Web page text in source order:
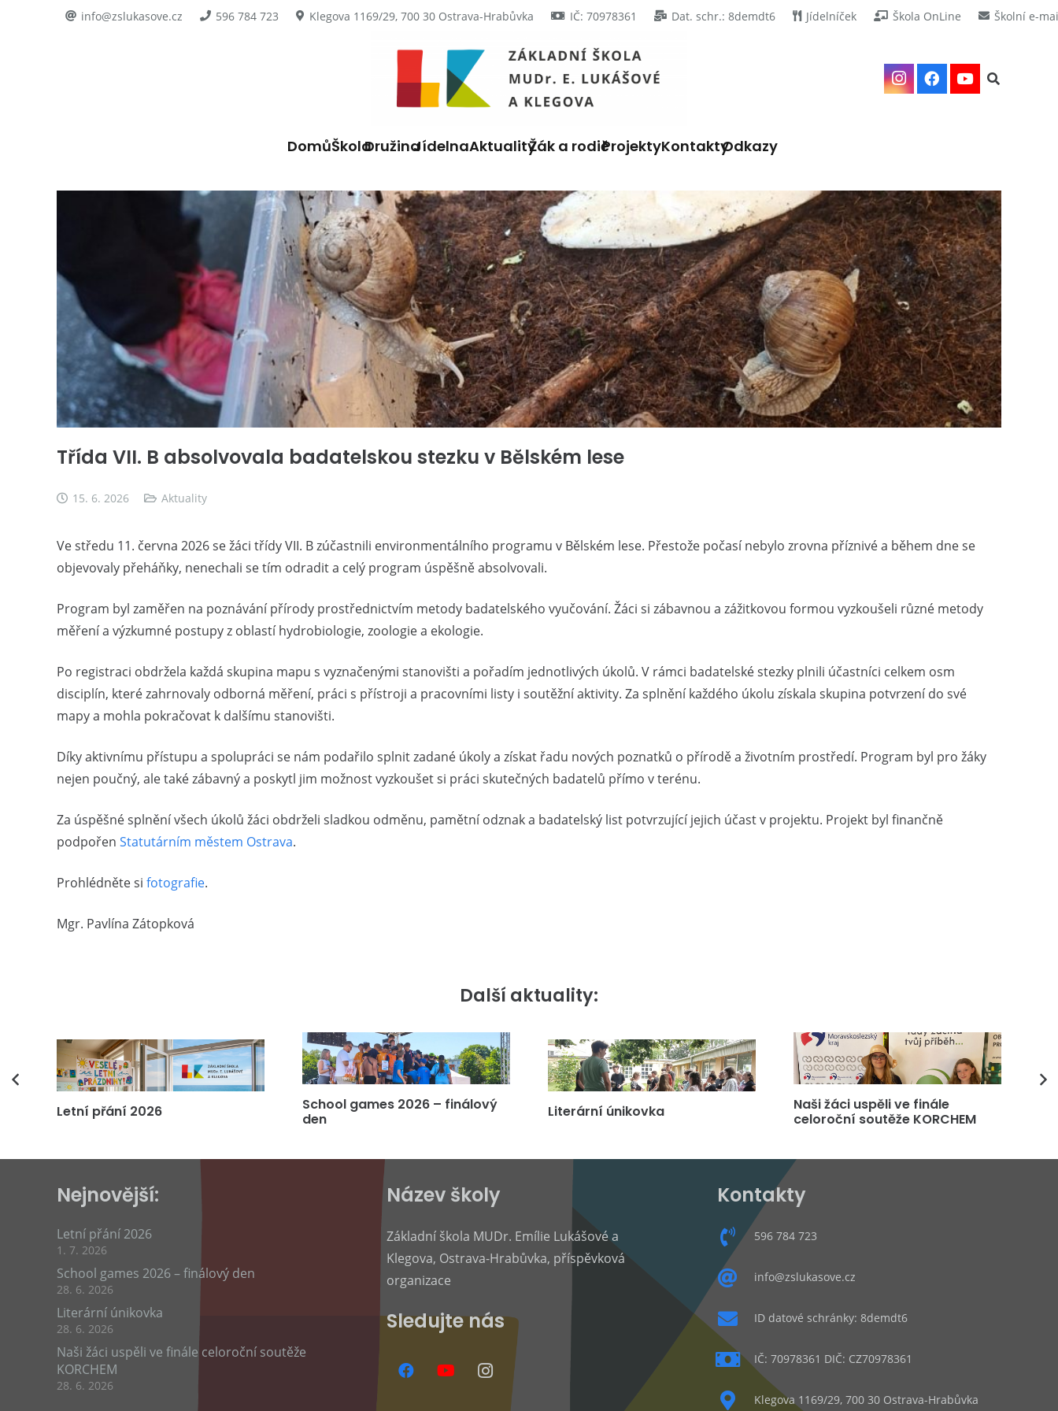
info@zslukasove.cz 596 784 723 Klegova 1169/29, 700 30 Ostrava-Hrabůvka IČ: 70978361 Dat. schr.: 8demdt6 Jídelníček Škola OnLine Školní e-
DomůŠkolaDružinaJídelnaAktualityŽák a rodičProjektyKontaktyOdkazy
Třída VII. B absolvovala badatelskou stezku v Bělském lese
15. 6. 2026 Aktuality
Ve středu 11. června 2026 se žáci třídy VII. B zúčastnili environmentálního programu v Bělském lese. Přestože počasí nebylo zrovna příznivé a během dne se
objevovaly přeháňky, nenechali se tím odradit a celý program úspěšně absolvovali.
Program byl zaměřen na poznávání přírody prostřednictvím metody badatelského vyučování. Žáci si zábavnou a zážitkovou formou vyzkoušeli různé metody
měření a výzkumné postupy z oblastí hydrobiologie, zoologie a ekologie.
Po registraci obdržela každá skupina mapu s vyznačenými stanovišti a pořadím jednotlivých úkolů. V rámci badatelské stezky plnili účastníci celkem osm
disciplín, které zahrnovaly odborná měření, práci s přístroji a pracovními listy i soutěžní aktivity. Za splnění každého úkolu získala skupina potvrzení do své
mapy a mohla pokračovat k dalšímu stanovišti.
Díky aktivnímu přístupu a spolupráci se nám podařilo splnit zadané úkoly a získat řadu nových poznatků o přírodě a životním prostředí. Program byl pro žáky
nejen poučný, ale také zábavný a poskytl jim možnost vyzkoušet si práci skutečných badatelů přímo v terénu.
Za úspěšné splnění všech úkolů žáci obdrželi sladkou odměnu, pamětní odznak a badatelský list potvrzující jejich účast v projektu. Projekt byl finančně
podpořen Statutárním městem Ostrava.
Prohlédněte si fotografie.
Mgr. Pavlína Zátopková
Další aktuality:
Letní přání 2026
School games 2026 – finálový
den
Literární únikovka
Naši žáci uspěli ve finále
celoroční soutěže KORCHEM
Nejnovější:
Letní přání 2026
1. 7. 2026
School games 2026 – finálový den
28. 6. 2026
Literární únikovka
28. 6. 2026
Naši žáci uspěli ve finále celoroční soutěže
KORCHEM
28. 6. 2026
Název školy
Základní škola MUDr. Emílie Lukášové a
Klegova, Ostrava-Hrabůvka, příspěvková
organizace
Sledujte nás
Kontakty
596 784 723
info@zslukasove.cz
ID datové schránky: 8demdt6
IČ: 70978361 DIČ: CZ70978361
Klegova 1169/29, 700 30 Ostrava-Hrabůvka